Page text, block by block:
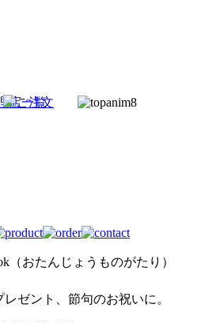
（おたんじょうものがたり）
ゼント、節句のお祝いに。